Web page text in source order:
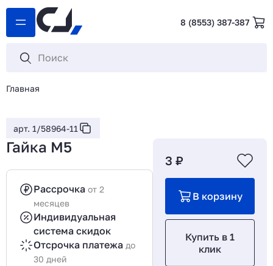
8 (8553) 387-387
Главная
арт. 1/58964-11
Гайка М5
Рассрочка от 2
месяцев
Индивидуальная
система скидок
Отсрочка платежа до
30 дней
3 ₽
В корзину
Купить в 1
клик